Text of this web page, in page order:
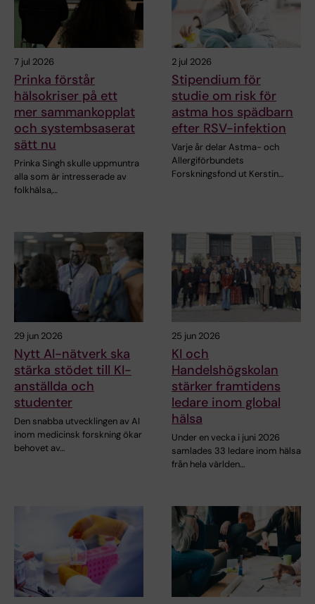
7 jul 2026
Prinka förstår
hälsokriser på ett
mer sammankopplat
och systembsaserat
sätt nu
Prinka Singh skulle uppmuntra
alla som är intresserade av
folkhälsa,…
2 jul 2026
Stipendium för
studie om risk för
astma hos spädbarn
efter RSV-infektion
Varje år delar Astma- och
Allergiförbundets
Forskningsfond ut Kerstin…
29 jun 2026
Nytt AI-nätverk ska
stärka stödet till KI-
anställda och
studenter
Den snabba utvecklingen av AI
inom medicinsk forskning ökar
behovet av…
25 jun 2026
KI och
Handelshögskolan
stärker framtidens
ledare inom global
hälsa
Under en vecka i juni 2026
samlades 33 ledare inom hälsa
från hela världen…